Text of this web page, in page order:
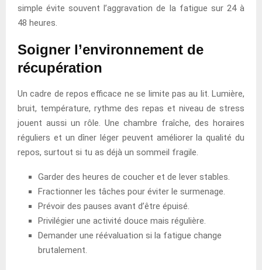
simple évite souvent l’aggravation de la fatigue sur 24 à
48 heures.
Soigner l’environnement de
récupération
Un cadre de repos efficace ne se limite pas au lit. Lumière,
bruit, température, rythme des repas et niveau de stress
jouent aussi un rôle. Une chambre fraîche, des horaires
réguliers et un dîner léger peuvent améliorer la qualité du
repos, surtout si tu as déjà un sommeil fragile.
Garder des heures de coucher et de lever stables.
Fractionner les tâches pour éviter le surmenage.
Prévoir des pauses avant d’être épuisé.
Privilégier une activité douce mais régulière.
Demander une réévaluation si la fatigue change
brutalement.